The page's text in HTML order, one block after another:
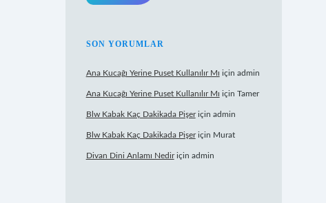
SON YORUMLAR
Ana Kucağı Yerine Puset Kullanılır Mı için admin
Ana Kucağı Yerine Puset Kullanılır Mı için Tamer
Blw Kabak Kaç Dakikada Pişeriçin admin
Blw Kabak Kaç Dakikada Pişeriçin Murat
Divan Dini Anlamı Nediriçin admin